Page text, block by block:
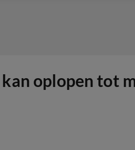
oplopen tot